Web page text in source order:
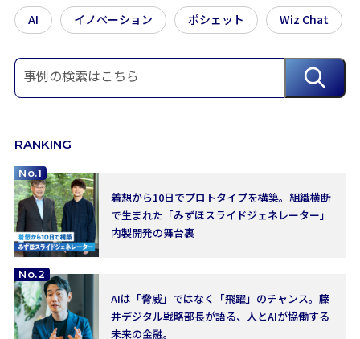
AI イノベーション ポシェット Wiz Chat
RANKING
No.1
着想から10日でプロトタイプを構築。組織横断
で生まれた「みずほスライドジェネレーター」
内製開発の舞台裏
No.2
AIは「脅威」ではなく「飛躍」のチャンス。藤
井デジタル戦略部長が語る、人とAIが協働する
未来の金融。